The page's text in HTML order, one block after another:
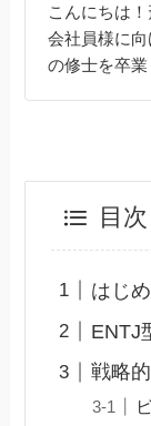
こんにちは
会社員様に
の修士を卒業
目次
はじ
ENTJ
戦略